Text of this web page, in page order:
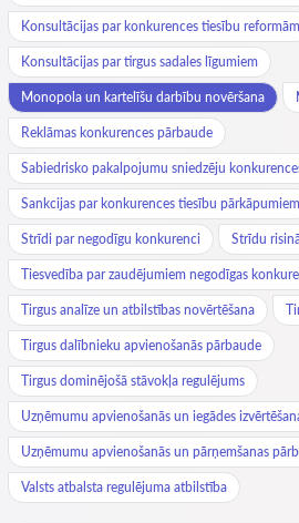
Konsultācijas par konkurences tiesību reformām
Konsultācijas par tirgus sadales līgumiem
Monopola un kartelīšu darbību novēršana
Reklāmas konkurences pārbaude
Sabiedrisko pakalpojumu sniedzēju
Sankcijas par konkurences tiesību pārkāpumiem
Strīdi par negodīgu konkurenci Strīdu
Tiesvedība par zaudējumiem negodīgas
Tirgus analīze un atbilstības novērtēšana
Tirgus dalībnieku apvienošanās pārbaude
Tirgus dominējošā stāvokļa regulējums
Uzņēmumu apvienošanās un iegādes
Uzņēmumu apvienošanās un pārņemšanas
Valsts atbalsta regulējuma atbilstība